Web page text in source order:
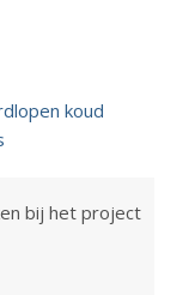
bij het project